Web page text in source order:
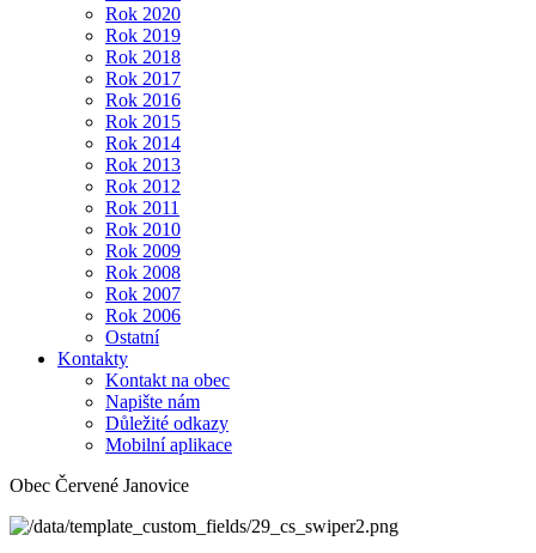
Rok 2020
Rok 2019
Rok 2018
Rok 2017
Rok 2016
Rok 2015
Rok 2014
Rok 2013
Rok 2012
Rok 2011
Rok 2010
Rok 2009
Rok 2008
Rok 2007
Rok 2006
Ostatní
Kontakty
Kontakt na obec
Napište nám
Důležité odkazy
Mobilní aplikace
Obec Červené Janovice